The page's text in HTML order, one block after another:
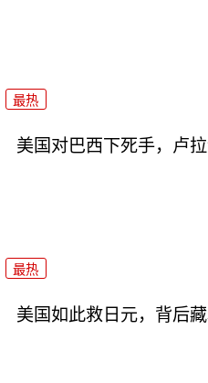
最热
美国对巴西下死手，卢
最热
美国如此救日元，背后